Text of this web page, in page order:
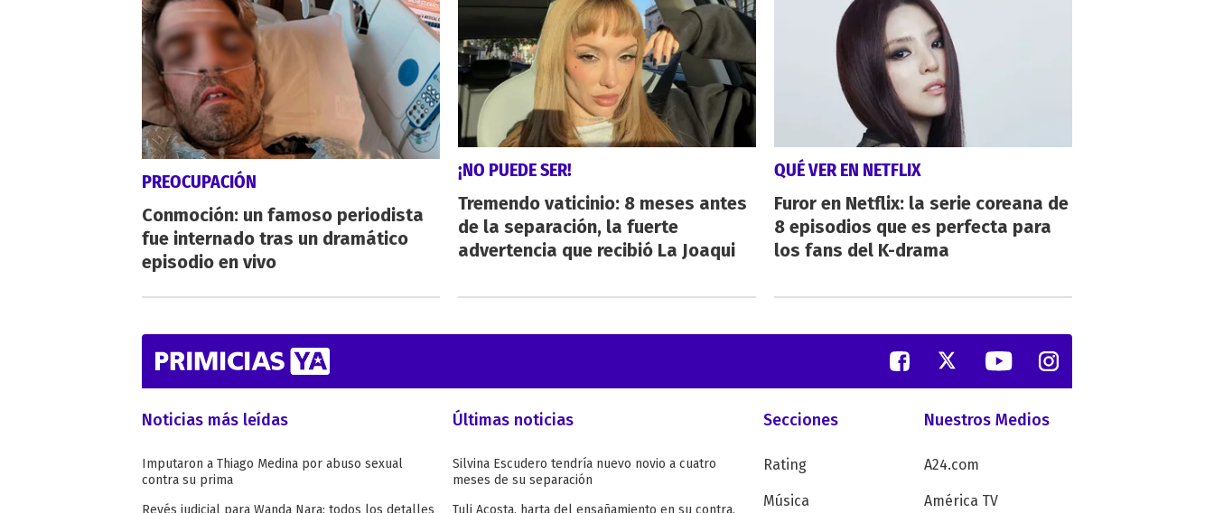
PREOCUPACIÓN
Conmoción: un famoso periodista
fue internado tras un dramático
episodio en vivo
¡NO PUEDE SER!
Tremendo vaticinio: 8 meses antes
de la separación, la fuerte
advertencia que recibió La Joaqui
QUÉ VER EN NETFLIX
Furor en Netflix: la serie coreana de
8 episodios que es perfecta para
los fans del K-drama
Noticias más leídas
Imputaron a Thiago Medina por abuso sexual
contra su prima
Revés judicial para Wanda Nara: todos los detalles
Últimas noticias
Silvina Escudero tendría nuevo novio a cuatro
meses de su separación
Tuli Acosta, harta del ensañamiento en su contra,
Secciones
Rating
Música
Nuestros Medios
A24.com
América TV